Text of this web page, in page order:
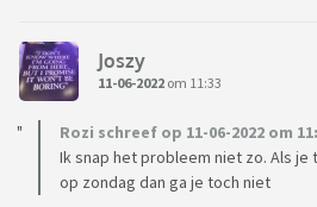
Joszy
11-06-2022 om 11:33
Rozi schreef op 11-06-2022 om
Ik snap het probleem niet zo. Als
op zondag dan ga je toch niet